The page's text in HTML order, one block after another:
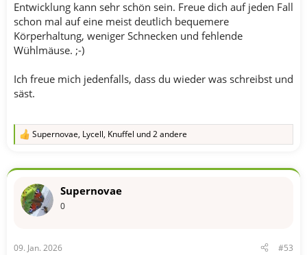
Entwicklung kann sehr schön sein. Freue dich auf jeden Fall
schon mal auf eine meist deutlich bequemere
Körperhaltung, weniger Schnecken und fehlende
Wühlmäuse. ;-)
Ich freue mich jedenfalls, dass du wieder was schreibst und
säst.
R
k
o
:
Supernovae, Lycell, Knuffel und 2 andere
Supernovae
0
09. Jan. 2026 #53